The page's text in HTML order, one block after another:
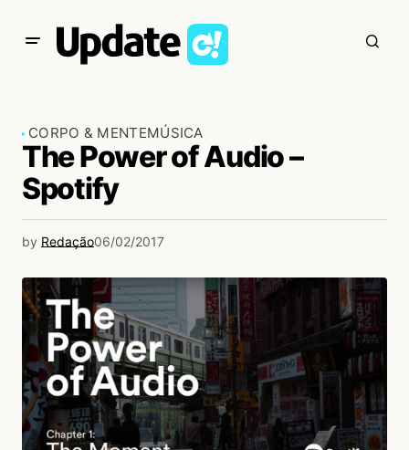
CORPO & MENTEMÚSICA
The Power of Audio –
Spotify
by Redação06/02/2017